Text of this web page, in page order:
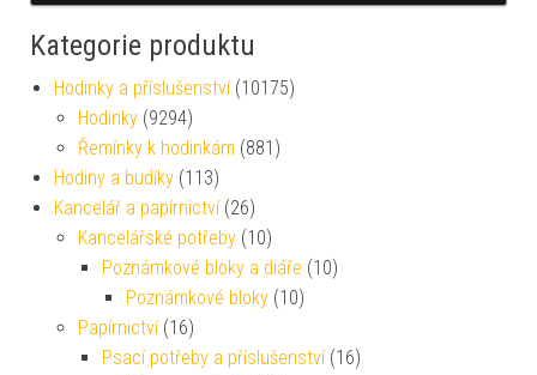
Kategorie produktu
Hodinky a příslušenství (10175)
Hodinky (9294)
Řemínky k hodinkám (881)
Hodiny a budíky (113)
Kancelář a papírnictví (26)
Kancelářské potřeby (10)
Poznámkové bloky a diáře (10)
Poznámkové bloky (10)
Papírnictví (16)
Psací potřeby a příslušenství (16)